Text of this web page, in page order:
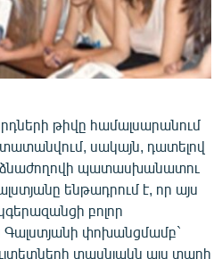
թիվը համալսարանում
սակայն, դատելով
պատասխանատու
ենթադրում է, որ այս
բոլոր
Գալստյանի փոխանցմամբ`
տասնյակն այս տարի